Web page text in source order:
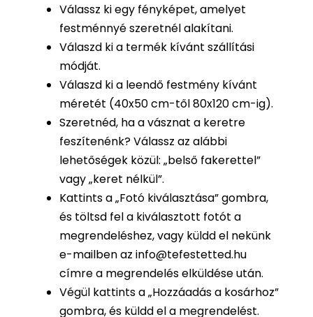
Válassz ki egy fényképet, amelyet
festménnyé szeretnél alakítani.
Válaszd ki a termék kívánt szállítási
módját.
Válaszd ki a leendő festmény kívánt
méretét (40x50 cm-től 80x120 cm-ig).
Szeretnéd, ha a vásznat a keretre
feszítenénk? Válassz az alábbi
lehetőségek közül: „belső fakerettel”
vagy „keret nélkül”.
Kattints a „Fotó kiválasztása” gombra,
és töltsd fel a kiválasztott fotót a
megrendeléshez, vagy küldd el nekünk
e-mailben az info@tefestetted.hu
címre a megrendelés elküldése után.
Végül kattints a „Hozzáadás a kosárhoz”
gombra, és küldd el a megrendelést.